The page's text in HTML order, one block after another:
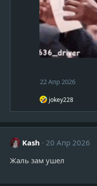
22 Апр 2026
Р
а
ц
и
jokey228
Kash
20 Апр 2026
Жаль зам ушел